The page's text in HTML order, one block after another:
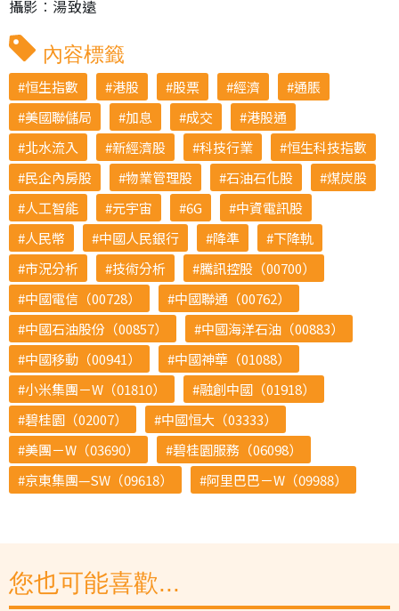
攝影︰湯致遠
內容標籤
恒生指數 港股 股票 經濟
通脹
美國聯儲局
加息 成交
港股通
北水流入
新經濟股 科技行業
恒生科技指數
民企內房股
物業管理股 石油石化股
煤炭股
人工智能
元宇宙 6G
中資電訊股
人民幣
中國人民銀行 降準
下降軌
市況分析
技術分析
騰訊控股（00700）
中國電信（00728）
中國聯通（00762）
中國石油股份（00857）
中國海洋石油（00883）
中國移動（00941）
中國神華（01088）
小米集團－W（01810）
融創中國（01918）
碧桂園（02007）
中國恒大（03333）
美團－W（03690）
碧桂園服務（06098）
京東集團—SW（09618）
阿里巴巴－W（09988）
您也可能喜歡...